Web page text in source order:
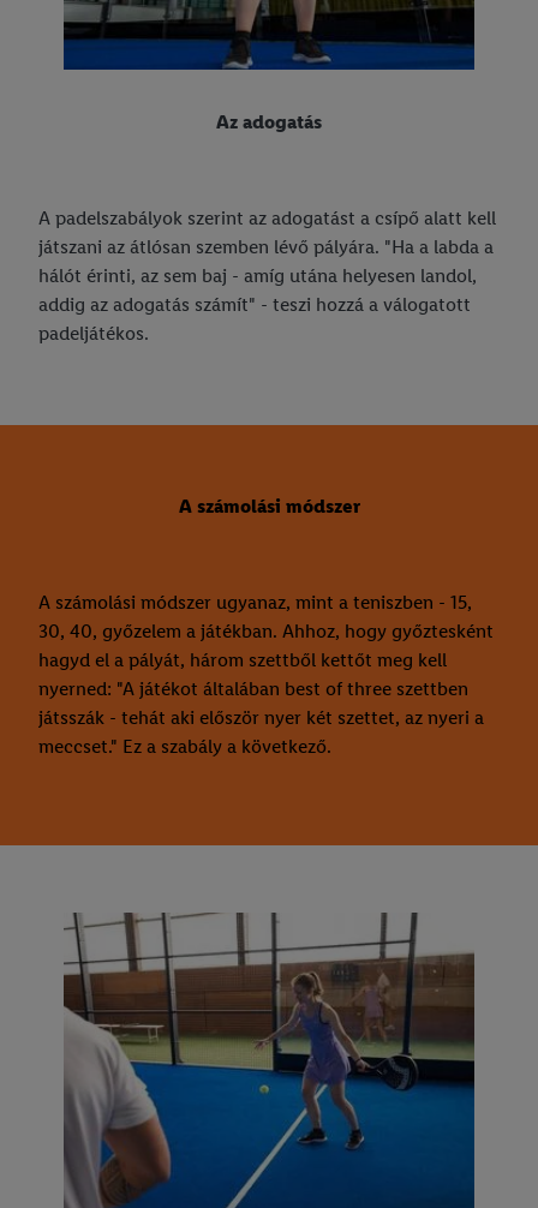
Az adogatás
A padelszabályok szerint az adogatást a csípő alatt kell
játszani az átlósan szemben lévő pályára. "Ha a labda a
hálót érinti, az sem baj - amíg utána helyesen landol,
addig az adogatás számít" - teszi hozzá a válogatott
padeljátékos.
A számolási módszer
A számolási módszer ugyanaz, mint a teniszben - 15,
30, 40, győzelem a játékban. Ahhoz, hogy győztesként
hagyd el a pályát, három szettből kettőt meg kell
nyerned: "A játékot általában best of three szettben
játsszák - tehát aki először nyer két szettet, az nyeri a
meccset." Ez a szabály a következő.